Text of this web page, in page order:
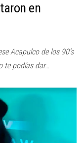
en
Acapulco de los 90’s
te podías dar…